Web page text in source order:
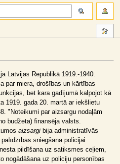
Latvijas Republikā 1919.-1940.
par miera, drošības un kārtības
bet kara gadījumā kalpojot kā
1919. gada 20. martā ar iekšlietu
"Noteikumi par aizsargu nodaļām
budžeta) finansēja valsts.
aizsargibija administratīvās
sniegšana policijai
pildīšana uz satiksmes ceļiem,
nogādāšana uz policiju personības